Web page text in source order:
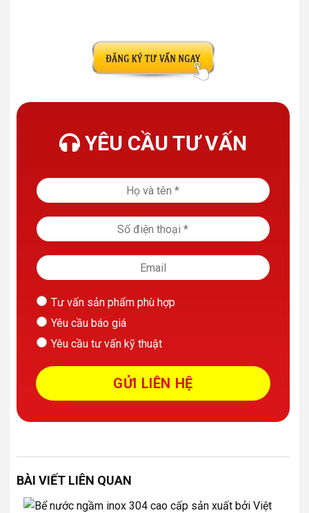
YÊU CẦU TƯ VẤN
Tư vấn sản phẩm phù hợp
Yêu cầu báo giá
Yêu cầu tư vấn kỹ thuật
BÀI VIẾT LIÊN QUAN